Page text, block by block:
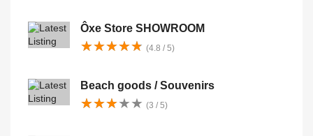
Ôxe Store SHOWROOM
★★★★★
★★★★★ (4.8 / 5)
Beach goods / Souvenirs
★★★★★
★★★★★ (3 / 5)